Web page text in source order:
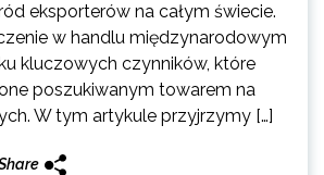
eksporterów na całym świecie.
w handlu międzynarodowym
kluczowych czynników, które
poszukiwanym towarem na
W tym artykule przyjrzymy […]